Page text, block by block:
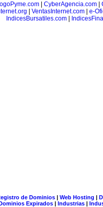
CyberAgencia.com
VentasInternet.com| e-
IndicesBursatiles.com|
de Dominios| Web Hosting |
Expirados | Industrias |